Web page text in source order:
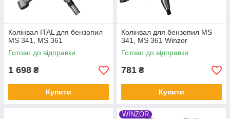
Колінвал ITAL для бензопил
MS 341, MS 361
Готово до відправки
1 698 ₴
Купити
Колінвал для бензопил MS
341, MS 361 Winzor
Готово до відправки
781 ₴
Купити
WINZOR